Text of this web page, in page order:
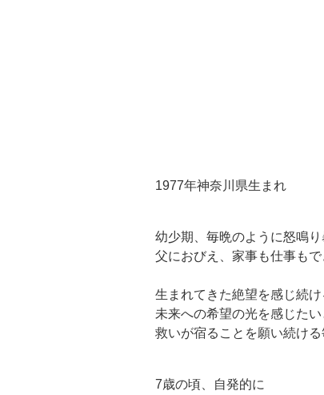
1977年神奈川県生まれ
幼少期、毎晩のように怒鳴
父におびえ、家事も仕事も
生まれてきた絶望を感じ続け
未来への希望の光を感じたい
救いが宿ることを願い続ける
7歳の頃、自発的に